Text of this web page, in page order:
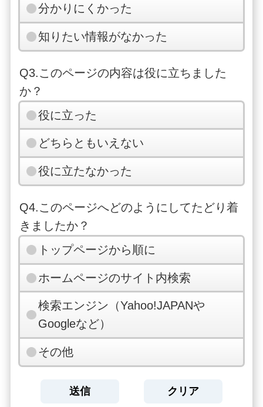
分かりにくかった
知りたい情報がなかった
Q3.このページの内容は役に立ちました
か？
役に立った
どちらともいえない
役に立たなかった
Q4.このページへどのようにしてたどり着
きましたか？
トップページから順に
ホームページのサイト内検索
検索エンジン（Yahoo!JAPANや
Googleなど）
その他